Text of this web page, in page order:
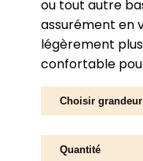
ou tout autre
assurément en
légèrement
confortable